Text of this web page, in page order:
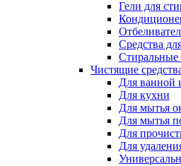
Гели для
Средства
Чистящие
Для ванной
Для кухни
Для мытья
Для мытья
Для
Для